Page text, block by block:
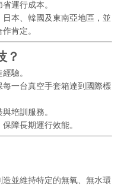
運行成本。
本、韓國及東南亞地區，並
肯定。
？
驗。
每一台真空手套箱達到國際標
培訓服務。
障長期運行效能。
並維持特定的無氧、無水環